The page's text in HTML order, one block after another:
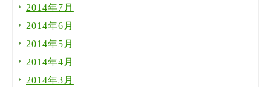
2014年7月
2014年6月
2014年5月
2014年4月
2014年3月